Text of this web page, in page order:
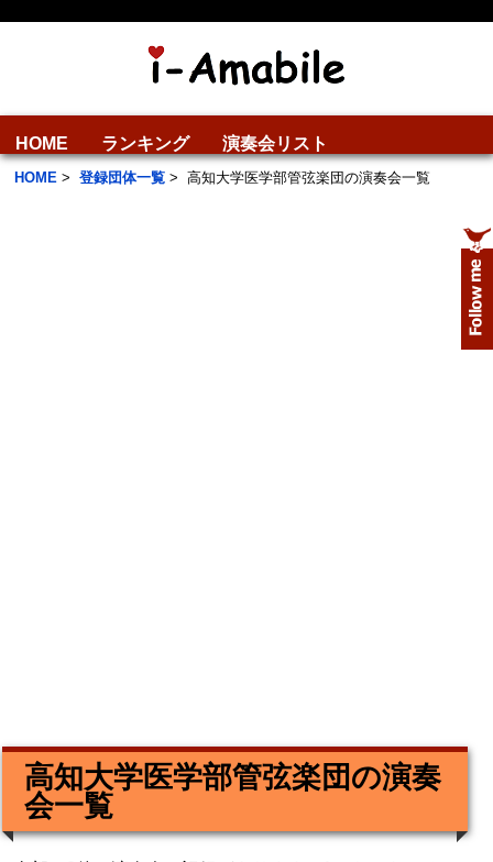
HOME ランキング 演奏会リスト
HOME > 登録団体一覧 > 高知大学医学部管弦楽団の演奏会一覧
高知大学医学部管弦楽団の演奏
会一覧